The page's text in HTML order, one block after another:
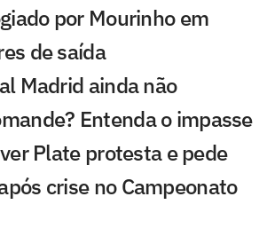
por Mourinho em
de saída
Madrid ainda não
Entenda o impasse
Plate protesta e pede
crise no Campeonato